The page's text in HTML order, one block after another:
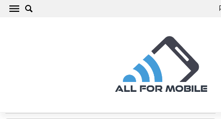
RedMi 7 Telefona maciņi, vāciņi, aizsargstikli,